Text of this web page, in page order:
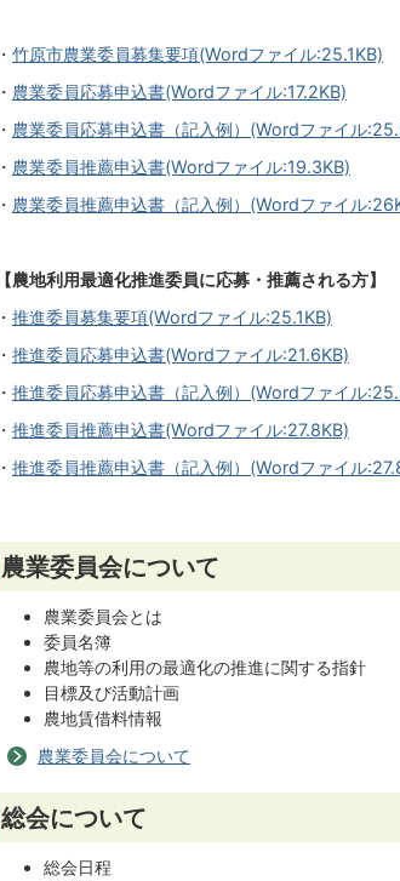
・ 竹原市農業委員募集要項(Wordファイル:25.1KB)
・ 農業委員応募申込書(Wordファイル:17.2KB)
・ 農業委員応募申込書（記入例）(Wordファイル
・ 農業委員推薦申込書(Wordファイル:19.3KB)
・ 農業委員推薦申込書（記入例）(Wordファイル
【農地利用最適化推進委員に応募・推薦される方】
・ 推進委員募集要項(Wordファイル:25.1KB)
・ 推進委員応募申込書(Wordファイル:21.6KB)
・ 推進委員応募申込書（記入例）(Wordファイル
・ 推進委員推薦申込書(Wordファイル:27.8KB)
・ 推進委員推薦申込書（記入例）(Wordファイル
農業委員会について
農業委員会とは
委員名簿
農地等の利用の最適化の推進に関する指針
目標及び活動計画
農地賃借料情報
農業委員会について
総会について
総会日程